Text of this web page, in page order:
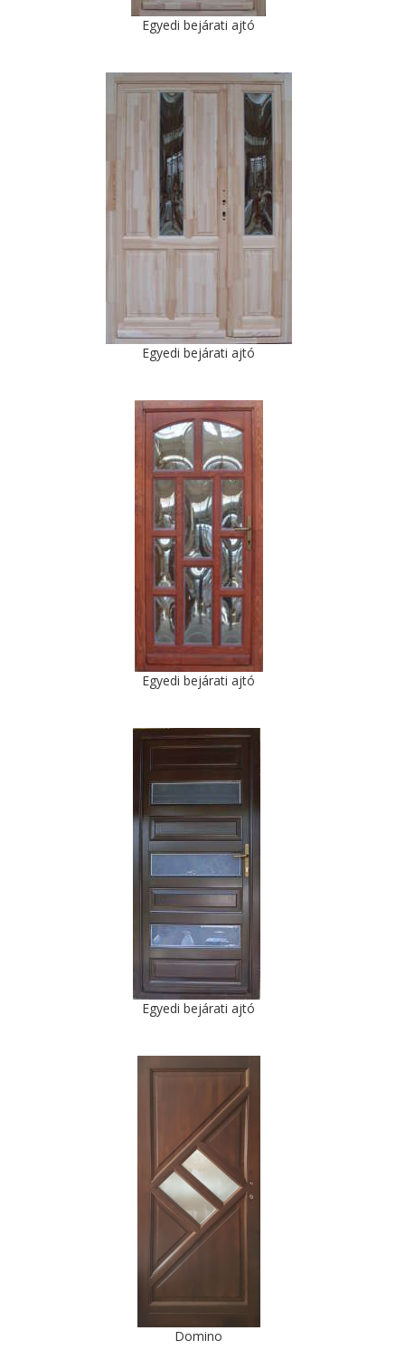
Egyedi bejárati ajtó
Egyedi bejárati ajtó
Egyedi bejárati ajtó
Egyedi bejárati ajtó
Domino